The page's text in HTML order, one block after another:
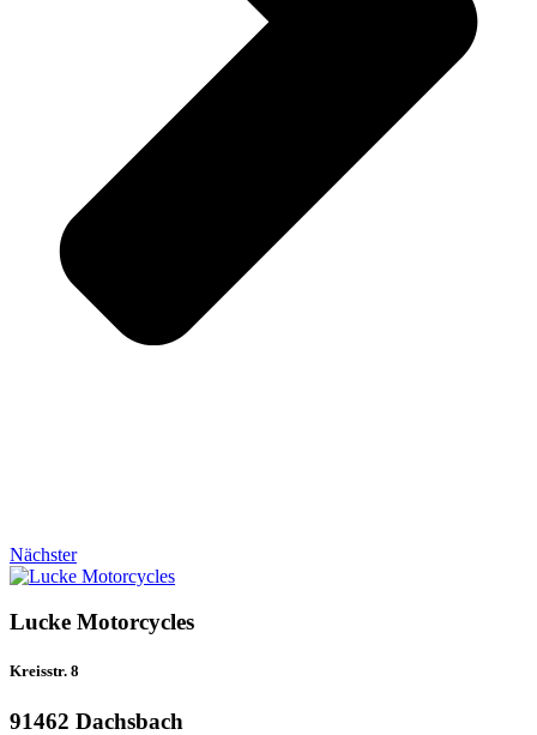
Nächster
Lucke Motorcycles
Kreisstr. 8
91462 Dachsbach